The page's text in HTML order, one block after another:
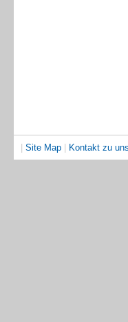
Site Map| Kontakt zu uns